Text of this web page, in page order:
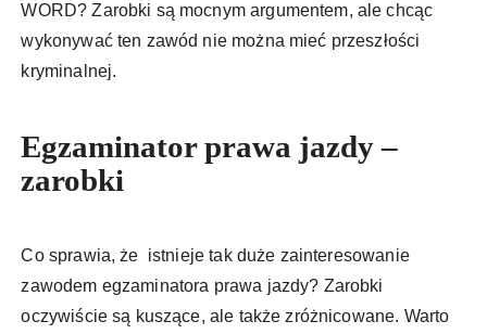
WORD? Zarobki są mocnym argumentem, ale chcąc
wykonywać ten zawód nie można mieć przeszłości
kryminalnej.
Egzaminator prawa jazdy –
zarobki
Co sprawia, że istnieje tak duże zainteresowanie
zawodem egzaminatora prawa jazdy? Zarobki
oczywiście są kuszące, ale także zróżnicowane. Warto